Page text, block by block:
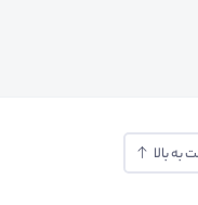
به بالا